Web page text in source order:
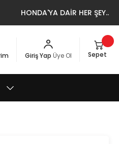
HONDA'YA DAİR HER ŞEY..
Giriş Yap Üye Ol Sepet